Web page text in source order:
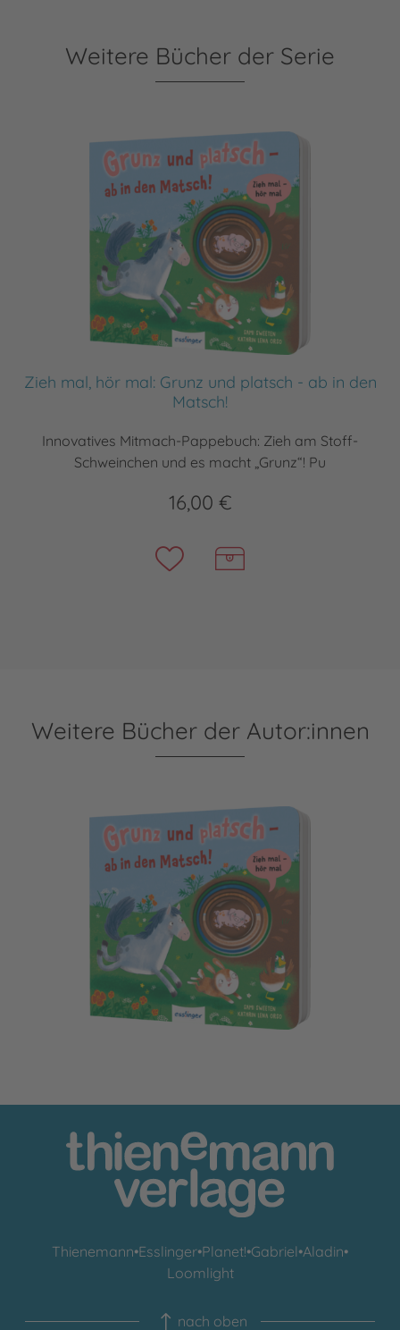
Weitere Bücher der Serie
Zieh mal, hör mal: Grunz und platsch - ab in den
Matsch!
Innovatives Mitmach-Pappebuch: Zieh am Stoff-
Schweinchen und es macht „Grunz“! Pu
16,00 €
Weitere Bücher der Autor:innen
Zieh mal, hör mal: Grunz und platsch - ab in den Matsch!
Thienemann•Esslinger•Planet!•Gabriel•Aladin•
Loomlight
nach oben